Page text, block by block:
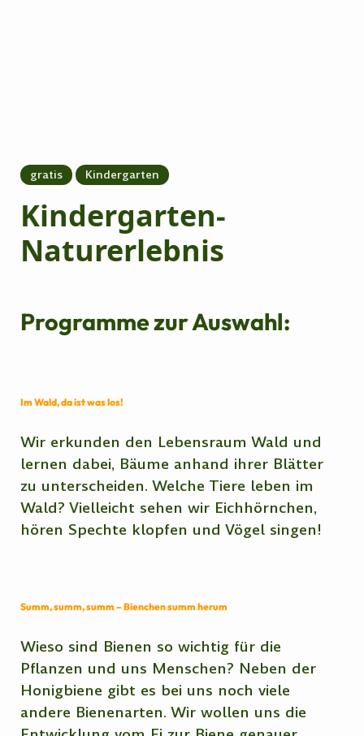
gratis Kindergarten
Kindergarten-
Naturerlebnis
Programme zur Auswahl:
Im Wald, da ist was los!
Wir erkunden den Lebensraum Wald und
lernen dabei, Bäume anhand ihrer Blätter
zu unterscheiden. Welche Tiere leben im
Wald? Vielleicht sehen wir Eichhörnchen,
hören Spechte klopfen und Vögel singen!
Summ, summ, summ – Bienchen summ herum
Wieso sind Bienen so wichtig für die
Pflanzen und uns Menschen? Neben der
Honigbiene gibt es bei uns noch viele
andere Bienenarten. Wir wollen uns die